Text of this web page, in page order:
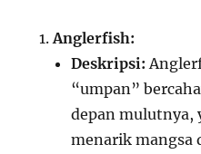
Anglerfish:
Deskripsi:
“umpan”
depan mulutnya,
menarik mangsa